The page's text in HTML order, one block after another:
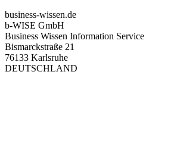
business-wissen.de
b-WISE GmbH
Business Wissen Information Service
Bismarckstraße 21
76133 Karlsruhe
DEUTSCHLAND